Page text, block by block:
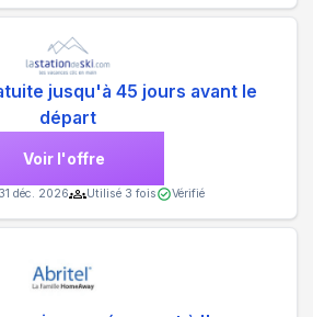
jusqu'à 45 jours avant le
départ
Voir l'offre
31 déc. 2026 Utilisé 3 fois Vérifié